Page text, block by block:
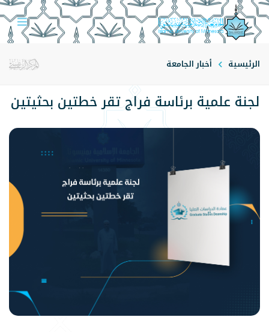
الرئيسية أخبار الجامعة
لجنة علمية برئاسة فراج تقر خطتين بحثيتين